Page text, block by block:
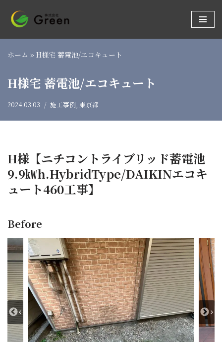
コ
ン
テ
へ
ス
ホーム » H様宅 蓄電池/エコキュート
H様宅 蓄電池/エコキュート
2024.03.03 施工事例, 東京都
H様【ニチコントライブリッド蓄電池
9.9㎾h.HybridType/DAIKINエコキ
ュート460工事】
Before